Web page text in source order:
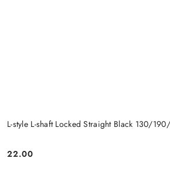
L-style L-shaft Locked Straight Black 130/
Cena:
22.00